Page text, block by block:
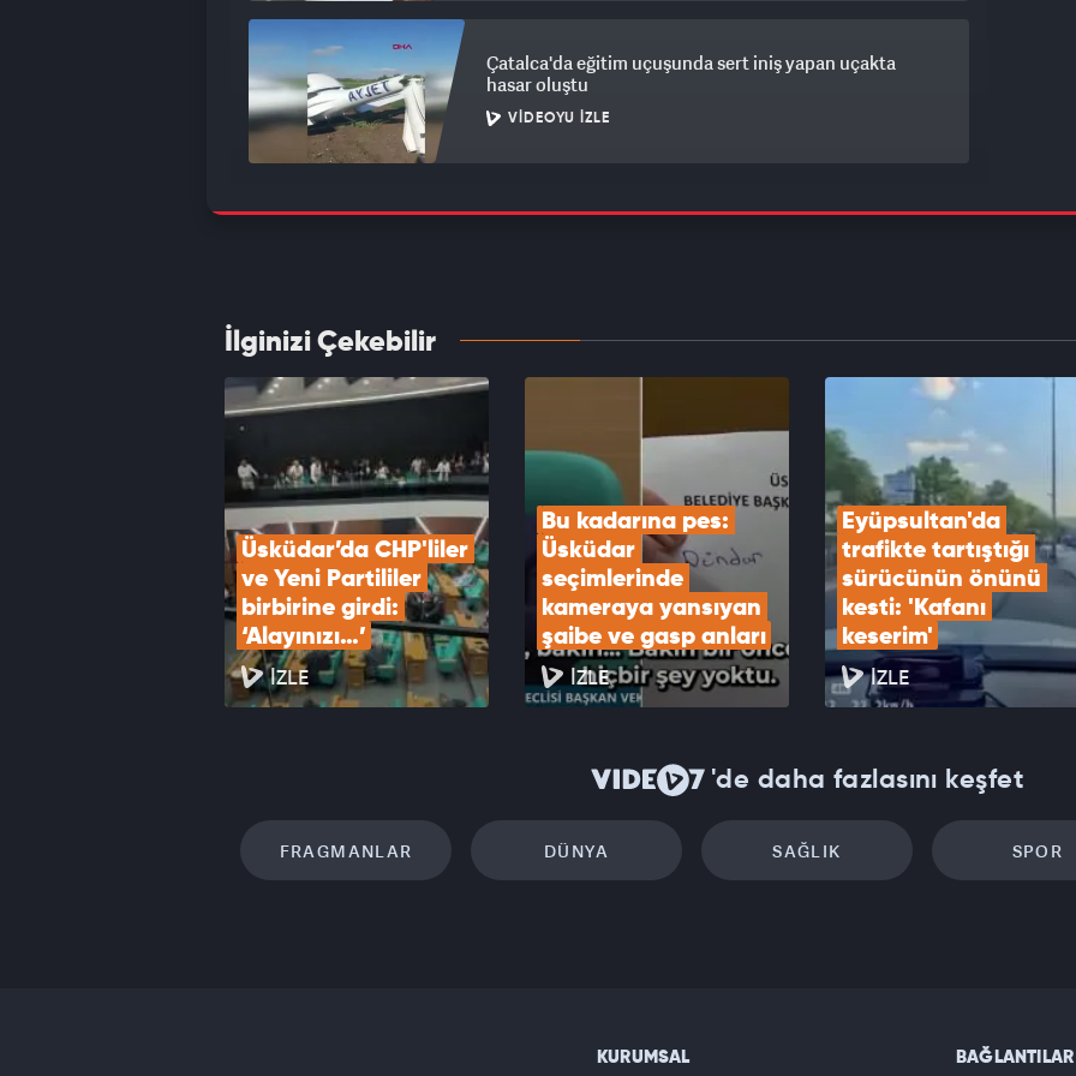
Çatalca'da eğitim uçuşunda sert iniş yapan uçakta
hasar oluştu
VIDEOYU İZLE
Cüneyt Özdemir'den muhalefete sert tepki: PKK’ya
İlginizi Çekebilir
Üsküdar’da CHP'liler
ve Yeni Partililer
birbirine girdi:
‘Alayınızı…’
İZLE
Bu kadarına pes:
Üsküdar
seçimlerinde
kameraya yansıyan
şaibe ve gasp anları
İZLE
Eyüpsultan'da
trafikte tartıştığı
sürücünün önünü
kesti: 'Kafanı
keserim'
İZLE
'de daha fazlasını keşfet
FRAGMANLAR DÜNYA SAĞLIK SPOR
KURUMSAL BAĞLANTILAR